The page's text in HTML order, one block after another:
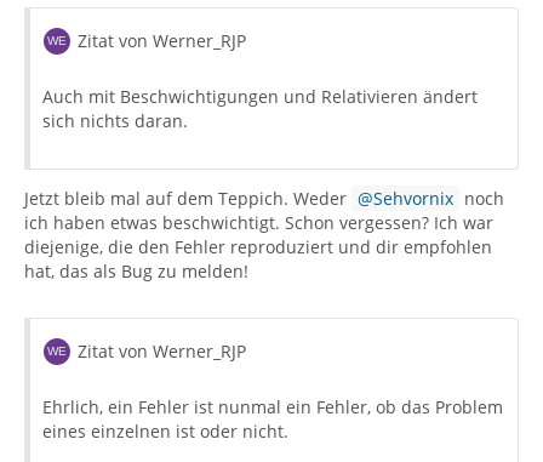
Zitat von Werner_RJP
Auch mit Beschwichtigungen und Relativieren ändert
sich nichts daran.
Jetzt bleib mal auf dem Teppich. Weder Sehvornix noch
ich haben etwas beschwichtigt. Schon vergessen? Ich war
diejenige, die den Fehler reproduziert und dir empfohlen
hat, das als Bug zu melden!
Zitat von Werner_RJP
Ehrlich, ein Fehler ist nunmal ein Fehler, ob das Problem
eines einzelnen ist oder nicht.